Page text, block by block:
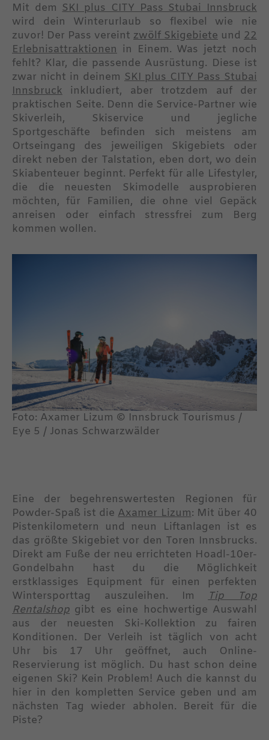
Mit demSKI plus CITY Pass Stubai Innsbruck
wird dein Winterurlaub so flexibel wie nie
zuvor! Der Pass vereint zwölf Skigebiete und 22
Erlebnisattraktionen in Einem. Was jetzt noch
fehlt? Klar, die passende Ausrüstung. Diese ist
zwar nicht in deinem SKI plus CITY Pass Stubai
Innsbruck inkludiert, aber trotzdem auf der
praktischen Seite. Denn die Service-Partner wie
Skiverleih, Skiservice und jegliche
Sportgeschäfte befinden sich meistens am
Ortseingang des jeweiligen Skigebiets oder
direkt neben der Talstation, eben dort, wo dein
Skiabenteuer beginnt. Perfekt für alle Lifestyler,
die die neuesten Skimodelle ausprobieren
möchten, für Familien, die ohne viel Gepäck
anreisen oder einfach stressfrei zum Berg
kommen wollen.
Foto: Axamer Lizum © Innsbruck Tourismus /
Eye 5 / Jonas Schwarzwälder
Eine der begehrenswertesten Regionen für
Powder-Spaß ist dieAxamer Lizum: Mit über 40
Pistenkilometern und neun Liftanlagen ist es
das größte Skigebiet vor den Toren Innsbrucks.
Direkt am Fuße der neu errichteten Hoadl-10er-
Gondelbahn hast du die Möglichkeit
erstklassiges Equipment für einen perfekten
Wintersporttag auszuleihen. ImTip Top
Rentalshop gibt es eine hochwertige Auswahl
aus der neuesten Ski-Kollektion zu fairen
Konditionen. Der Verleih ist täglich von acht
Uhr bis 17 Uhr geöffnet, auch Online-
Reservierung ist möglich. Du hast schon deine
eigenen Ski? Kein Problem! Auch die kannst du
hier in den kompletten Service geben und am
nächsten Tag wieder abholen. Bereit für die
Piste?